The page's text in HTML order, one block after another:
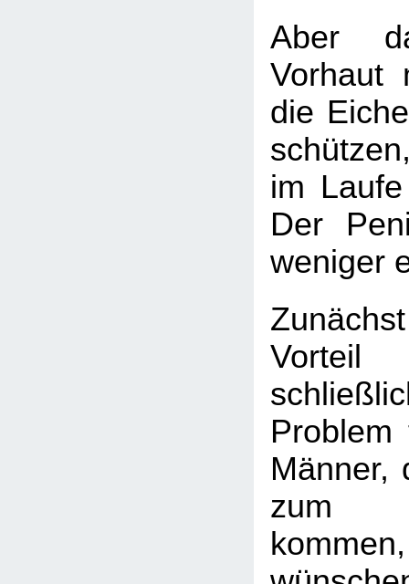
Aber
Vorhaut
die
im
Der
weniger
Vorteil
Männer,
zum